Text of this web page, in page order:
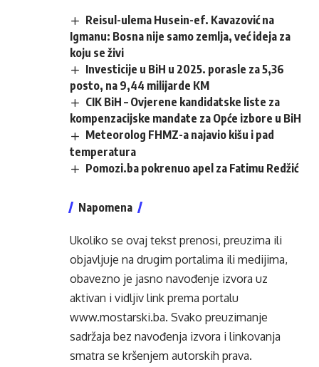
Reisul-ulema Husein-ef. Kavazović na
Igmanu: Bosna nije samo zemlja, već ideja za
koju se živi
Investicije u BiH u 2025. porasle za 5,36
posto, na 9,44 milijarde KM
CIK BiH – Ovjerene kandidatske liste za
kompenzacijske mandate za Opće izbore u BiH
Meteorolog FHMZ-a najavio kišu i pad
temperatura
Pomozi.ba pokrenuo apel za Fatimu Redžić
Napomena
Ukoliko se ovaj tekst prenosi, preuzima ili
objavljuje na drugim portalima ili medijima,
obavezno je jasno navođenje izvora uz
aktivan i vidljiv link prema portalu
www.mostarski.ba. Svako preuzimanje
sadržaja bez navođenja izvora i linkovanja
smatra se kršenjem autorskih prava.